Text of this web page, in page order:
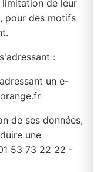
de leur
pour des motifs
:
un e-
de ses données,
une
53 73 22 22 -